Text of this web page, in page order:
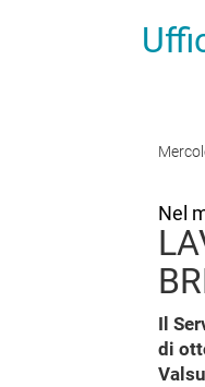
Nel
Il
di